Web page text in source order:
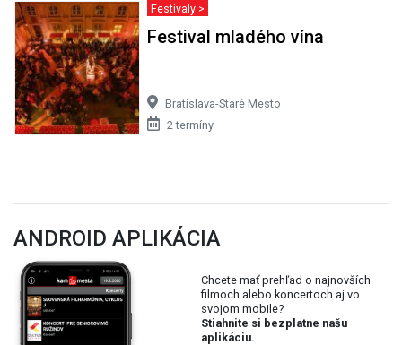
Festivaly >
Festival mladého vína
Bratislava-Staré Mesto
2 termíny
ANDROID APLIKÁCIA
Chcete mať prehľad o najnovších
filmoch alebo koncertoch aj vo
svojom mobile?
Stiahnite si bezplatne našu
aplikáciu.